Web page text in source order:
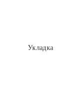
Укладка